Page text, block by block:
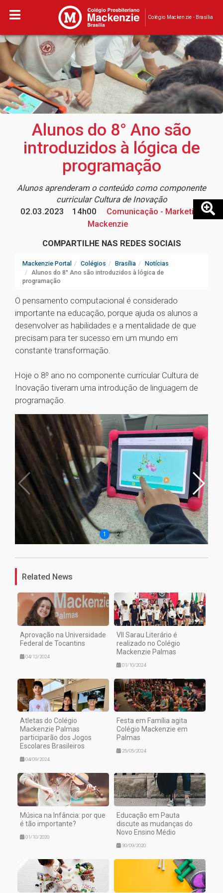
Colégio Mackenzie - Brasília
Alunos do 8° Ano são
introduzidos à lógica de
programação
Alunos aprenderam o conteúdo como componente
curricular Cultura de Inovação
02.03.2023
14h00
Comunicação - Marketing
Mackenzie
COMPARTILHE NAS REDES SOCIAIS
Mackenzie Portal Colégios Brasília
Notícias
Alunos do 8° Ano são introduzidos à lógica de
programação
O pensamento computacional é considerado
importante na educação, porque ajuda os alunos a
desenvolver as habilidades e a mentalidade de que
precisam para ter sucesso em um mundo em
constante transformação.
Hoje o 8º ano no componente curricular Cultura de
Inovação tiveram uma introdução de linguagem de
programação.
1 2
Related News
Aprovação na Universidade
Federal de Tocantins
04/12/2024
VII Sarau Literário é
realizado no Colégio
Mackenzie Palmas
01/10/2024
Atletas do Colégio
Mackenzie Palmas
participarão dos Jogos
Escolares Brasileiros
04/09/2024
Festa em Família agita
Colégio Mackenzie em
Palmas
25/05/2024
Música na Infância: por que
é tão importante?
01/10/2020
Educação em Pauta
discute as mudanças do
Novo Ensino Médio
30/09/2020